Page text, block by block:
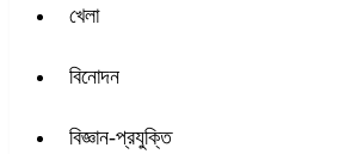
খেলা
বিনোদন
বিজ্ঞান-প্রযুক্তি